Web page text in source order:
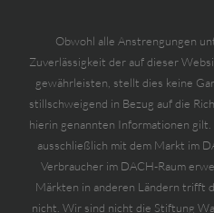
Obwohl alle Anstrengungen
Zuverlässigkeit der auf dieser
gewährleisten, stellt dies keine
stillschweigend in Bezug auf die
hierin genannten Informationen
ausschließlich mit dem Markt im
Verbraucher im DACH-Raum
Märkten in anderen Ländern trifft
nicht. Wir sind nicht die Stiftung